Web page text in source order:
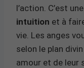
l’action. C’est
intuition et à
vie. Les anges
selon le plan
amour et de leur